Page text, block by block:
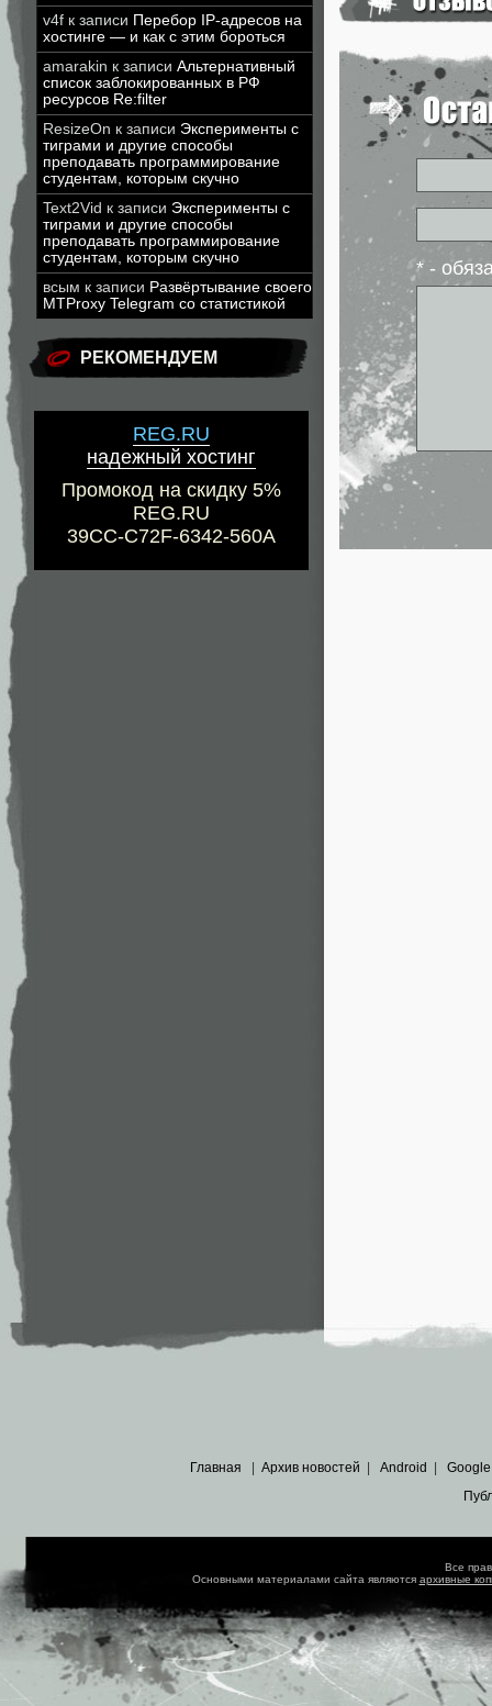
v4f к записи Перебор IP-адресов на
хостинге — и как с этим бороться
amarakin к записи Альтернативный
список заблокированных в РФ
ресурсов Re:filter
ResizeOn к записи Эксперименты с
тиграми и другие способы
преподавать программирование
студентам, которым скучно
Text2Vid к записи Эксперименты с
тиграми и другие способы
преподавать программирование
студентам, которым скучно
всым к записи Развёртывание своего
MTProxy Telegram со статистикой
РЕКОМЕНДУЕМ
REG.RU
надежный хостинг
Промокод на скидку 5%
REG.RU
39CC-C72F-6342-560A
* -
Главная Архив новостей Android Google
Все
Основными материалами сайта являются архивные